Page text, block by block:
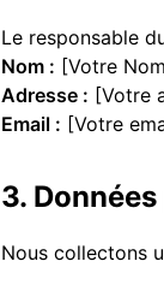
Le responsable
Nom : [Votre
Adresse : [Votre
Email : [Votre
3.
Nous collectons